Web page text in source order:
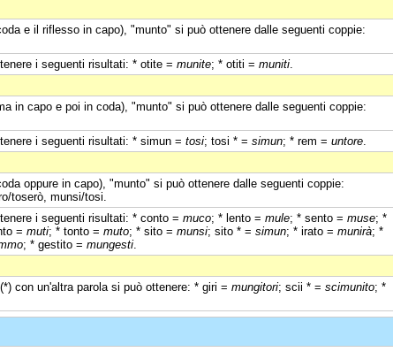
e il riflesso in capo), "munto" si può ottenere dalle seguenti coppie:
i seguenti risultati: * otite = munite; * otiti = muniti
in capo e poi in coda), "munto" si può ottenere dalle seguenti coppie:
i seguenti risultati: * simun = tosi; tosi * = simun; * rem = untore
oppure in capo), "munto" si può ottenere dalle seguenti coppie:
toserò, munsi/tosi.
i seguenti risultati: * conto = muco; * lento = mule; * sento = muse; *
= muti; * tonto = muto; * sito = munsi; sito * = simun; * irato = munirà; *
; * gestito = mungesti
con un'altra parola si può ottenere: * giri = mungitori; scii * = scimunito; *